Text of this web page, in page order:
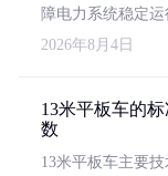
障电力系统稳定运
2026年8月4日
13米平板车的
数
13米平板车主要